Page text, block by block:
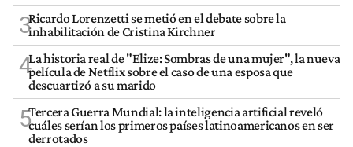
3Ricardo Lorenzetti se metió en el debate sobre la
inhabilitación de Cristina Kirchner
4La historia real de "Elize: Sombras de una mujer", la nueva
película de Netflix sobre el caso de una esposa que
descuartizó a su marido
5Tercera Guerra Mundial: la inteligencia artificial reveló
cuáles serían los primeros países latinoamericanos en ser
derrotados